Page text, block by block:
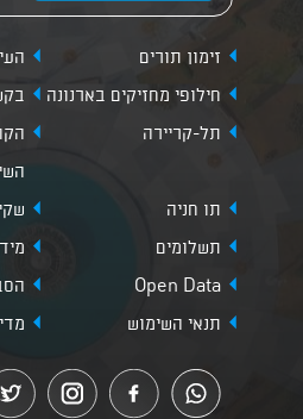
זימון תורים
חילופי מחזיקים בארנונה
תל-קריירה
תו חניה
תשלומים
Open Data
תנאי השימוש